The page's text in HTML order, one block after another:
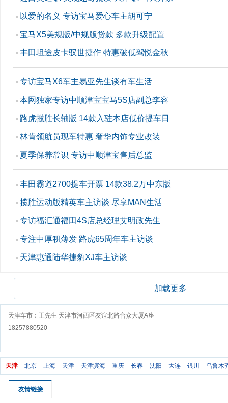
▪ 以爱的名义 专访宝马爱心车主胡可宁
▪ 宝马X5美规版/中规版贷款 多款升级配置
▪ 丰田坦途皮卡驭世捷作 特惠破低驾悦金秋
▪ 专访宝马X6车主易亚先生谈有车生活
▪ 本网独家专访中顺津宝宝马5S店副总李容
▪ 路虎揽胜长轴版 14款入驻本店低价提车日
▪ 林肯领航员现车特惠 奢华内饰专业改装
▪ 夏季保养常识 专访中顺津宝售后总监
▪ 丰田霸道2700提车开票 14款38.2万中东版
▪ 揽胜运动版精英车主访谈 尽享MAN生活
▪ 专访福汇通福田4S店总经理艾明政先生
▪ 专注中厚积薄发 路虎65周年车主访谈
▪ 天津惠通陆华捷豹XJ车主访谈
加载更多
天津车市：王先生 天津市河西区友谊北路合众大厦A座
18257880520
天津 北京 上海 天津 天津滨海 重庆 长春 沈阳 大连 银川 乌鲁木
友情链接